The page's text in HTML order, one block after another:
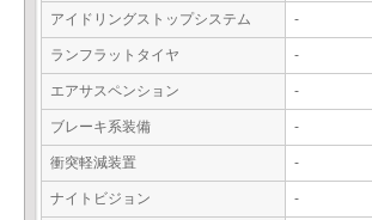
アイドリングストップシステム -
ランフラットタイヤ -
エアサスペンション -
ブレーキ系装備 -
衝突軽減装置 -
ナイトビジョン -